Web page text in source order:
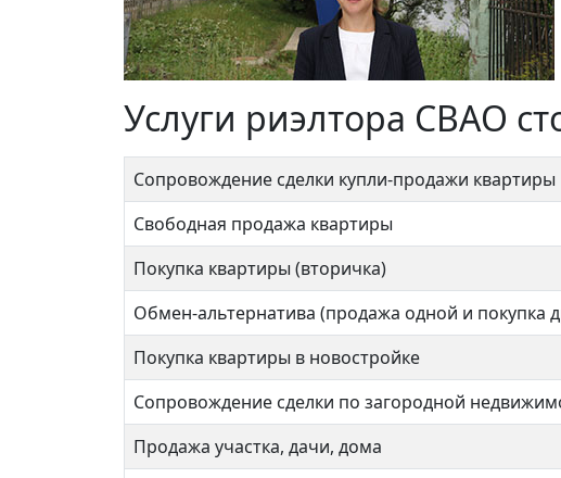
Услуги риэлтора СВАО
Сопровождение сделки купли-продажи квартиры
Свободная продажа квартиры
Покупка квартиры (вторичка)
Обмен-альтернатива (продажа одной и покупка
Покупка квартиры в новостройке
Сопровождение сделки по загородной
Продажа участка, дачи, дома